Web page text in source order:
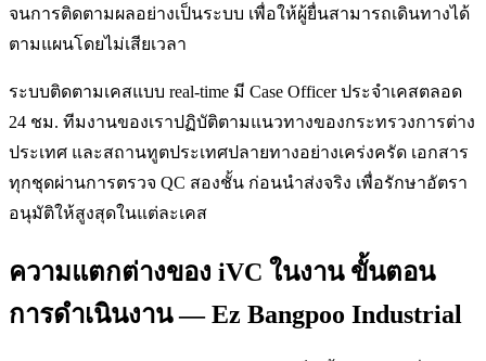
จนการติดตามผลอย่างเป็นระบบ เพื่อให้ผู้ยื่นสามารถเดินทางได้
ตามแผนโดยไม่เสียเวลา
ระบบติดตามเคสแบบ real-time มี Case Officer ประจำเคสตลอด
24 ชม. ทีมงานของเราปฏิบัติตามแนวทางของกระทรวงการต่าง
ประเทศ และสถานทูตประเทศปลายทางอย่างเคร่งครัด เอกสาร
ทุกชุดผ่านการตรวจ QC สองชั้น ก่อนนำส่งจริง เพื่อรักษาอัตรา
อนุมัติให้สูงสุดในแต่ละเคส
ความแตกต่างของ iVC ในงาน ขั้นตอน
การดำเนินงาน — Ez Bangpoo Industrial